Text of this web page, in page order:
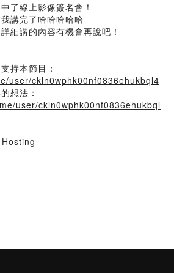
了線上影像簽名會！
講完了哈哈哈哈哈
細講的內容有機會再說吧！
持本節目：
user/ckln0wphk00nf0836ehukbql4
想法：
user/ckln0wphk00nf0836ehukbql